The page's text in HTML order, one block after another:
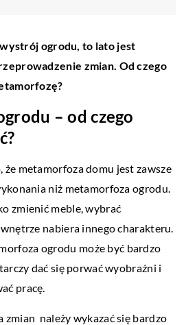
wystrój ogrodu, to lato jest
zmian. Od czego
– od czego
że metamorfoza domu jest zawsze
niż metamorfoza ogrodu.
zmienić meble, wybrać
nabiera innego charakteru.
ogrodu może być bardzo
dać się porwać wyobraźni i
pracę.
zmian należy wykazać się bardzo